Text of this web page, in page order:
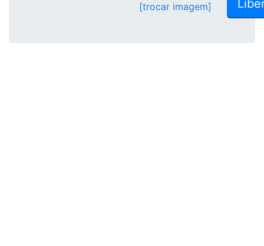
[trocar imagem]